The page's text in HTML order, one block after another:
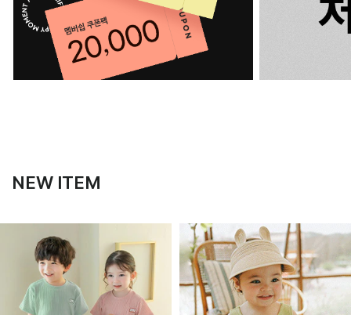
NEW ITEM